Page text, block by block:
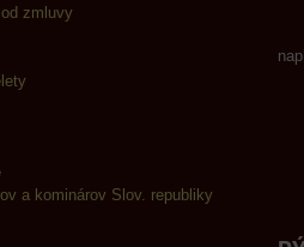
zmluvy
a kominárov Slov. republiky